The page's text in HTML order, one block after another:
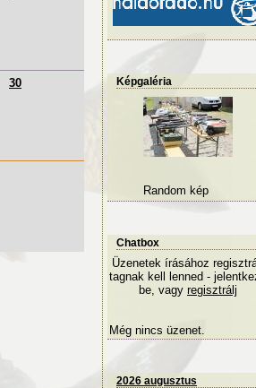
30 Képgaléria
Random kép
Chatbox
Üzenetek írásához
tagnak kell lenned -
be, vagy regisztrálj
Még nincs üzenet.
2026 augusztus